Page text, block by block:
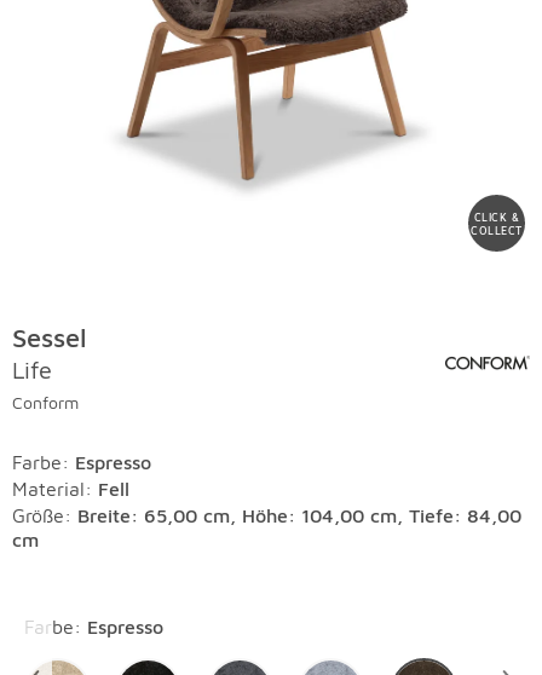
CLICK &
COLLECT
Sessel
Life
Conform
Farbe: Espresso
Material: Fell
Größe: Breite: 65,00 cm, Höhe: 104,00 cm, Tiefe: 84,00
cm
Farbe: Espresso